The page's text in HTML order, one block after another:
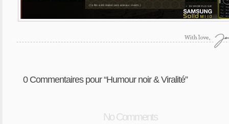
0Commentaires pour “Humour noir & Viralité”
No Comments